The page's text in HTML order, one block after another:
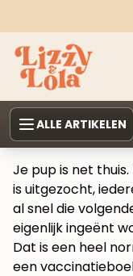
ALLE ARTIKELEN
Je pup is net
is uitgezocht,
al snel die
eigenlijk ingeënt
Dat is een heel
een